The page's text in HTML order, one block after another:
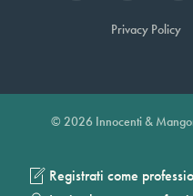
Privacy Policy
© 2026 Innocenti &
Registrati come